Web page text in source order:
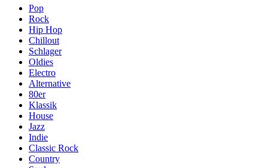
Pop
Rock
Hip Hop
Chillout
Schlager
Oldies
Electro
Alternative
80er
Klassik
House
Jazz
Indie
Classic Rock
Country